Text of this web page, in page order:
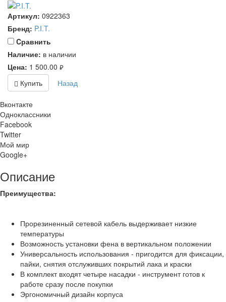
Артикул: 0922363
Бренд: P.I.T.
Cравнить
Наличие: в наличии
Цена: 1 500.00 руб.
Купить Назад
Вконтакте
Одноклассники
Facebook
Twitter
Мой мир
Google+
Описание
Преимущества:
Прорезиненный сетевой кабель выдерживает низкие
температуры
Возможность установки фена в вертикальном положении
Универсальность использования - пригодится для фиксации,
пайки, снятия отслуживших покрытий лака и краски
В комплект входят четыре насадки - инструмент готов к
работе сразу после покупки
Эргономичный дизайн корпуса